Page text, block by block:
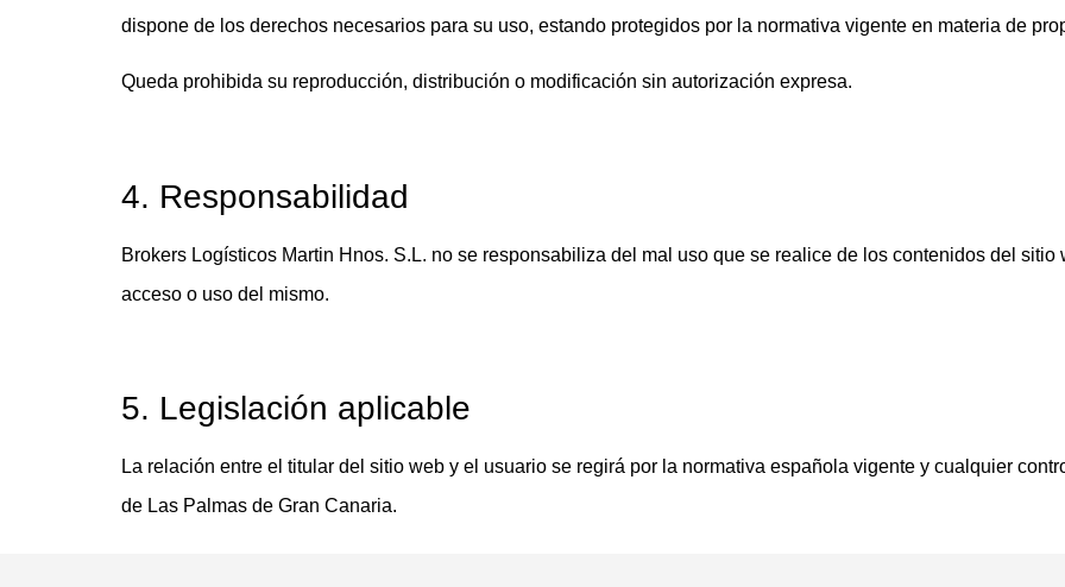
dispone de los derechos necesarios para su uso, estando protegidos por la normativa vigente en materia de
Queda prohibida su reproducción, distribución o modificación sin autorización expresa.
4. Responsabilidad
Brokers Logísticos Martin Hnos. S.L. no se responsabiliza del mal uso que se realice de los contenidos del
acceso o uso del mismo.
5. Legislación aplicable
La relación entre el titular del sitio web y el usuario se regirá por la normativa española vigente y cualquier
de Las Palmas de Gran Canaria.